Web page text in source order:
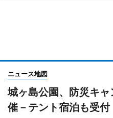
ニュース地図
城ヶ島公園、防災キ
催－テント宿泊も受付